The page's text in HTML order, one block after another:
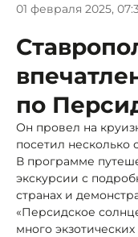
01 февраля 2025,
по
Он провел на
посетил несколько
В программе
экскурсии с
странах и
«Персидское
много